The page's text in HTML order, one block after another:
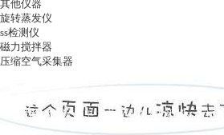
其他仪器
旋转蒸发仪
ss检测仪
磁力搅拌器
压缩空气采集器
ag凯发k8国际 | 关于ag凯发k8国际 |